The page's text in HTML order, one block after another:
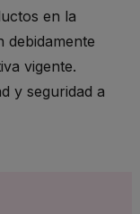
en la
debidamente
vigente.
y seguridad a